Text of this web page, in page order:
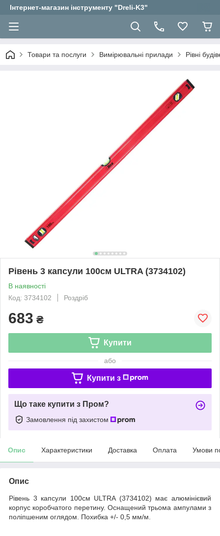
Інтернет-магазин інструменту "Dreli-K3"
Товари та послуги Вимірювальні прилади Рівні
Рівень 3 капсули 100см ULTRA (3734102)
В наявності
Код: 3734102
Роздріб
683 ₴
Купити
або
Купити з
Що таке купити з Пром?
Замовлення під захистом
Опис Характеристики Доставка Оплата Умови
Опис
Рівень 3 капсули 100см ULTRA (3734102) має алюмінієвий
корпус коробчатого перетину. Оснащений трьома ампулами з
поліпшеним оглядом. Похибка +/- 0,5 мм/м.